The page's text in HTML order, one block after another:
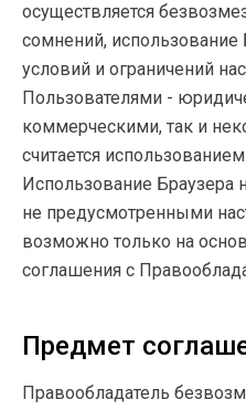
осуществляется
сомнений,
условий и ограничений
Пользователями -
коммерческими, так и
считается
Использование Браузера
не предусмотренными
возможно только на
соглашения с
Предмет
Правообладатель